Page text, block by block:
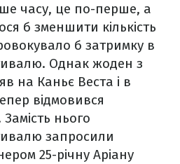
часу, це по-перше, а
б зменшити кількість
б затримку в
Однак жоден з
на Каньє Веста і в
відмовився
нього
запросили
25-річну Аріану